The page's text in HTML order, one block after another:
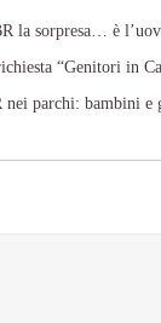
la sorpresa… è
“Genitori in
nei parchi: bambini e